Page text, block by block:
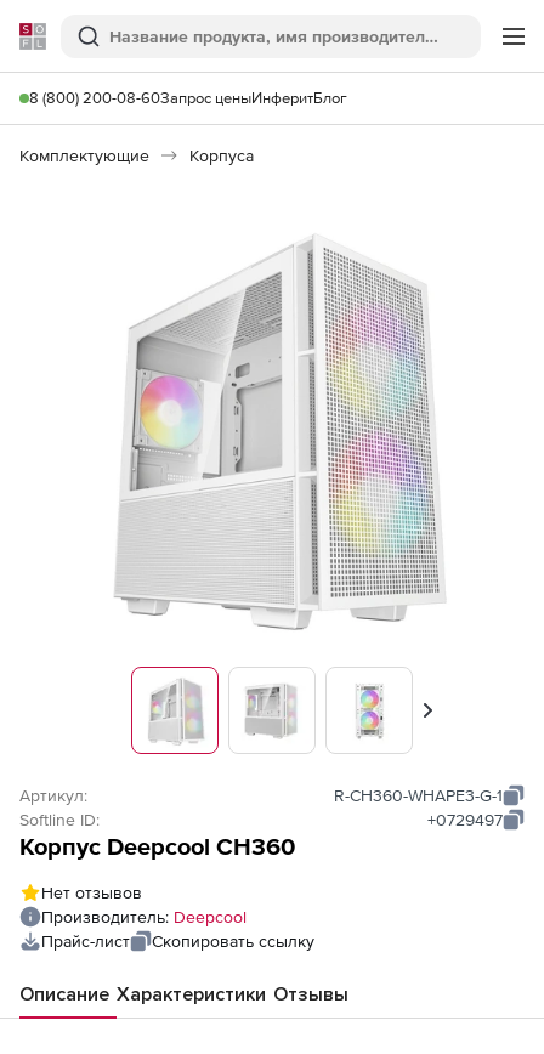
Softline
Поиск
8 (800) 200-08-60Запрос ценыИнферитБлог
Комплектующие Корпуса
Вперед
Артикул:
R-CH360-WHAPE3-G-1
Softline ID:
+0729497
Корпус Deepcool CH360
Нет отзывов
Производитель: Deepcool
Прайс-лист
Скопировать ссылку
Описание Характеристики Отзывы